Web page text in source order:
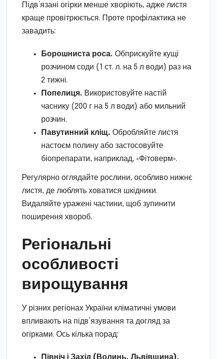
Підв’язані огірки менше хворіють, адже листя
краще провітрюється. Проте профілактика не
завадить:
Борошниста роса. Обприскуйте кущі
розчином соди (1 ст. л. на 5 л води) раз на
2 тижні.
Попелиця. Використовуйте настій
часнику (200 г на 5 л води) або мильний
розчин.
Павутинний кліщ. Обробляйте листя
настоєм полину або застосовуйте
біопрепарати, наприклад, «Фітоверм».
Регулярно оглядайте рослини, особливо нижнє
листя, де люблять ховатися шкідники.
Видаляйте уражені частини, щоб зупинити
поширення хвороб.
Регіональні
особливості
вирощування
У різних регіонах України кліматичні умови
впливають на підв’язування та догляд за
огірками. Ось кілька порад: